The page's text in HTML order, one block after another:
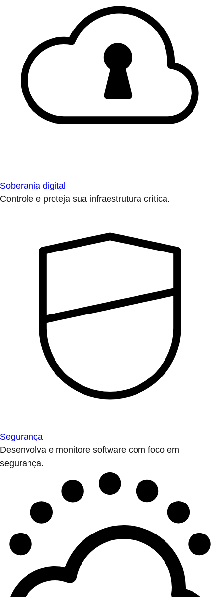
Soberania digital
Controle e proteja sua infraestrutura crítica.
Segurança
Desenvolva e monitore software com foco em
segurança.